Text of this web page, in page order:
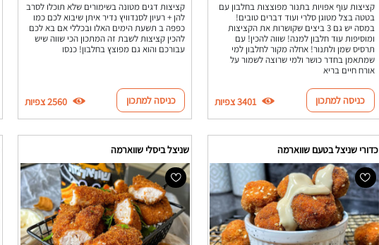
קציצות עוף אפויות בתנור מפוצצות בחלבון עם
בטטה בצל מטוגן סלרי ועוד דברים טובים!
במסה יש גם 3 ביצים שקושרות את הקציצות
ומוסיפות עוד חלבון למנה! שווה להכין! עם
תרסיס שמן ולתנור! אחלה מקור לחלבון למי
שמתאמן בחדר כושר ולמי שרוצה לשמור על
אורח חיים בריא
כניסה למתכון 3401 צפיות
קציצות דגים מטונה בשימורים שלא תוכלו לסרב
להן + רעיון לסנדוויץ נדיר איתן שיבוא לכם כמו
כפפה ב תשעת הימים האלו ובכללי אם בא לכם
להכין קציצות לשבת זה המתכון הכי שווה שיש
עבורכם והוא גם מפוצץ בחלבון! כנסו
כניסה למתכון 2560 צפיות
כדורי שניצל בטעם שווארמה שניצל ביסלי שווארמה